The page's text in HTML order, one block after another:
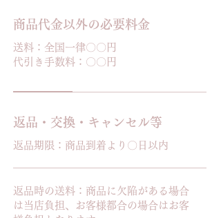
商品代金以外の必要料金
送料：全国一律〇〇円
代引き手数料：〇〇円
返品・交換・キャンセル等
返品期限：商品到着より〇日以内
返品時の送料：商品に欠陥がある場合
は当店負担、お客様都合の場合はお客